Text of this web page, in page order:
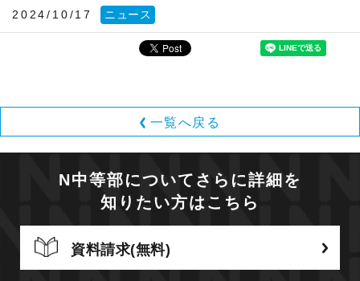
2024/10/17 ニュース
一覧へ戻る
N中等部についてさらに詳細を
知りたい方はこちら
資料請求(無料)